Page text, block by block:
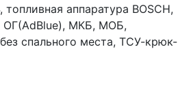
аппаратура BOSCH,
ОГ(AdBlue), МКБ, МОБ,
спального места, ТСУ-крюк-